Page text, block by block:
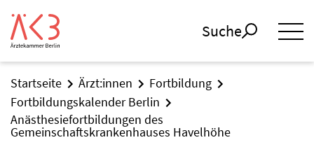
Suche
Startseite Ärzt:innen
Fortbildung
Fortbildungskalender Berlin
Anästhesiefortbildungen des
Gemeinschaftskrankenhauses Havelhöhe